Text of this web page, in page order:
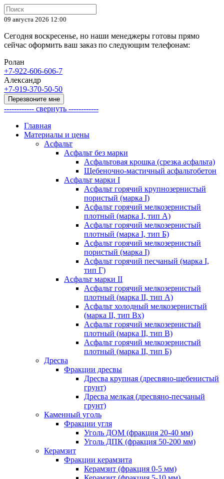
09 августа 2026 12:00
Сегодня воскресенье, но наши менеджеры готовы прямо
сейчас оформить ваш заказ по следующим телефонам:
Ролан
+7-922-606-606-7
Александр
+7-919-370-50-50
Перезвоните мне
------------ свернуть ------------
Главная
Материалы и цены
Асфальт
Асфальт без марки
Асфальтовая крошка (срезка асфальта)
Щебеночно-мастичный асфальтобетон
Асфальт марки I
Асфальт горячий крупнозернистый
пористый (марка I)
Асфальт горячий мелкозернистый
плотный (марка I, тип А)
Асфальт горячий мелкозернистый
плотный (марка I, тип Б)
Асфальт горячий мелкозернистый
пористый (марка I)
Асфальт горячий песчаный (марка I,
тип Г)
Асфальт марки II
Асфальт горячий мелкозернистый
плотный (марка II, тип А)
Асфальт холодный мелкозернистый
(марка II, тип Вх)
Асфальт горячий мелкозернистый
плотный (марка II, тип В)
Асфальт горячий мелкозернистый
плотный (марка II, тип Б)
Дресва
Фракции дресвы
Дресва крупная (дресвяно-щебенистый
грунт)
Дресва мелкая (дресвяно-песчаный
грунт)
Каменный уголь
Фракции угля
Уголь ДОМ (фракция 20-40 мм)
Уголь ДПК (фракция 50-200 мм)
Керамзит
Фракции керамзита
Керамзит (фракция 0-5 мм)